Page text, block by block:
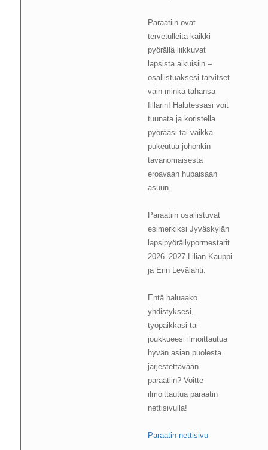
Paraatiin ovat
tervetulleita kaikki
pyörällä liikkuvat
lapsista aikuisiin –
osallistuaksesi tarvitset
vain minkä tahansa
fillarin! Halutessasi voit
tuunata ja koristella
pyörääsi tai vaikka
pukeutua johonkin
tavanomaisesta
eroavaan hupaisaan
asuun.
Paraatiin osallistuvat
esimerkiksi Jyväskylän
lapsipyöräilypormestarit
2026–2027 Lilian Kauppi
ja Erin Levälahti.
Entä haluaako
yhdistyksesi,
työpaikkasi tai
joukkueesi ilmoittautua
hyvän asian puolesta
järjestettävään
paraatiin? Voitte
ilmoittautua paraatin
nettisivulla!
Paraatin nettisivu